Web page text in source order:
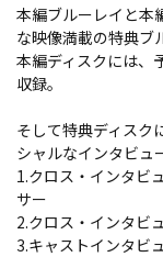
本編ブルーレイと本
な映像満載の特典ブ
本編ディスクには、
収録。
そして特典ディスク
シャルなインタビュ
1.クロス・インタビ
サー
2.クロス・インタビ
3.キャストインタビ